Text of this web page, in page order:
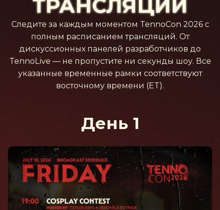
ТРАНСЛЯЦИЙ
Следите за каждым моментом TennoCon 2026 с
полным расписанием трансляций. От
дискуссионных панелей разработчиков до
TennoLive — не пропустите ни секунды шоу. Все
указанные временные рамки соответствуют
восточному времени (ET).
День 1